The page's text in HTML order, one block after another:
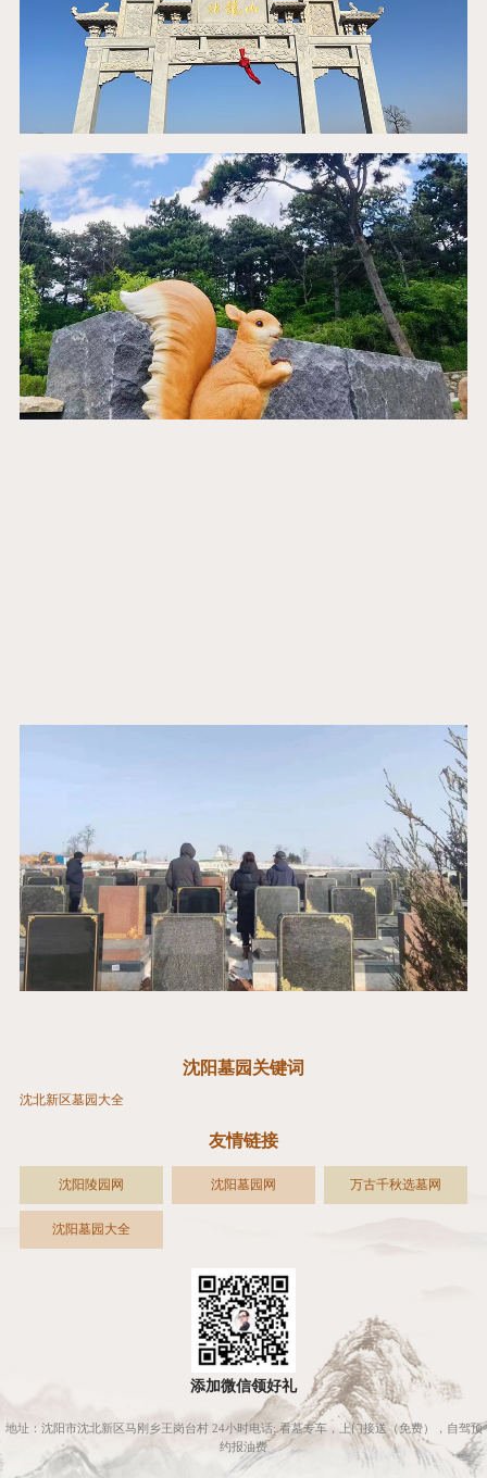
添加微信领好礼
沈阳墓园关键词
沈北新区墓园大全
友情链接
沈阳陵园网 沈阳墓园网 万古千秋选墓网
沈阳墓园大全
地址：沈阳市沈北新区马刚乡王岗台村 24小时电话: 看墓专车，上门接送（免费），自驾预
约报油费